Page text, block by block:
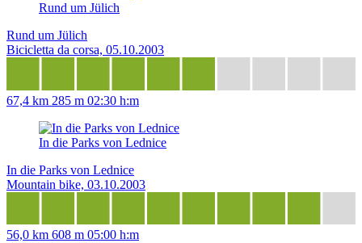
Rund um Jülich
Rund um Jülich
Bicicletta da corsa, 05.10.2003
67,4 km 285 m 02:30 h:m
In die Parks von Lednice
In die Parks von Lednice
Mountain bike, 03.10.2003
56,0 km 608 m 05:00 h:m